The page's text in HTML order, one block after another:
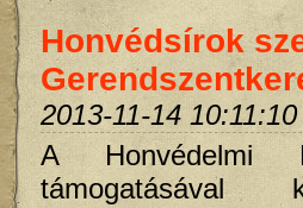
Honvédsírok
2013-11-14 10:11:10
A Honvédelmi